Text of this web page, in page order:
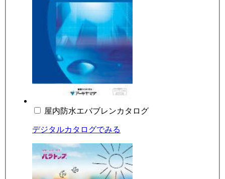
屋内防水エバブレンカタログ
デジタルカタログでみる